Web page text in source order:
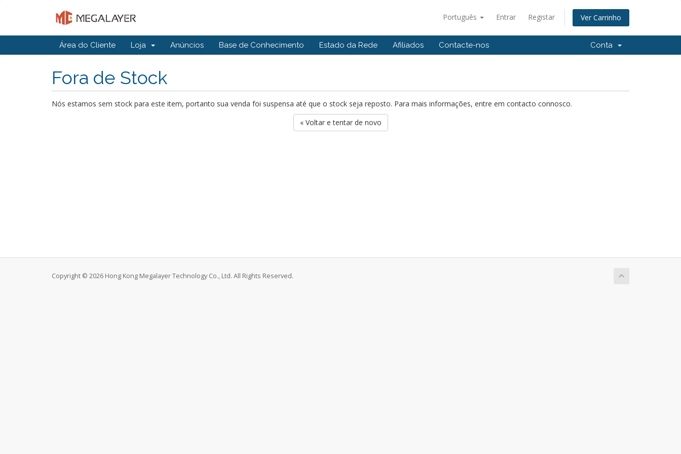
Português Entrar Registar Ver Carrinho
Área do Cliente Loja Anúncios Base de Conhecimento Estado da Rede Afiliados Contacte-nos Conta
Fora de Stock
Nós estamos sem stock para este item, portanto sua venda foi suspensa até que o stock seja reposto. Para mais informações, entre em contacto connosco.
« Voltar e tentar de novo
Copyright © 2026 Hong Kong Megalayer Technology Co., Ltd. All Rights Reserved.